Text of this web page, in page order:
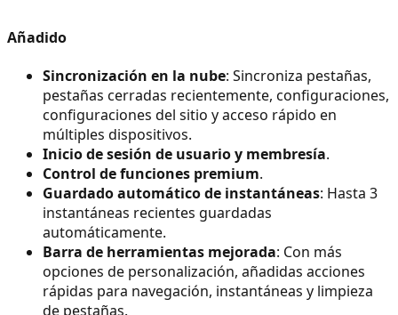
Añadido
Sincronización en la nube: Sincroniza pestañas,
pestañas cerradas recientemente, configuraciones,
configuraciones del sitio y acceso rápido en
múltiples dispositivos.
Inicio de sesión de usuario y membresía.
Control de funciones premium.
Guardado automático de instantáneas: Hasta 3
instantáneas recientes guardadas
automáticamente.
Barra de herramientas mejorada: Con más
opciones de personalización, añadidas acciones
rápidas para navegación, instantáneas y limpieza
de pestañas.